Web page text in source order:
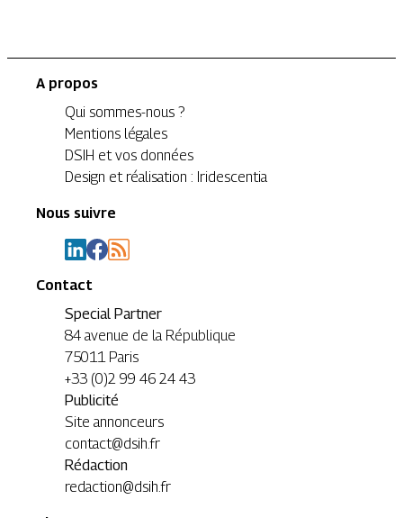
A propos
Qui sommes-nous ?
Mentions légales
DSIH et vos données
Design et réalisation : Iridescentia
Nous suivre
Contact
Special Partner
84 avenue de la République
75011 Paris
+33 (0)2 99 46 24 43
Publicité
Site annonceurs
contact@dsih.fr
Rédaction
redaction@dsih.fr